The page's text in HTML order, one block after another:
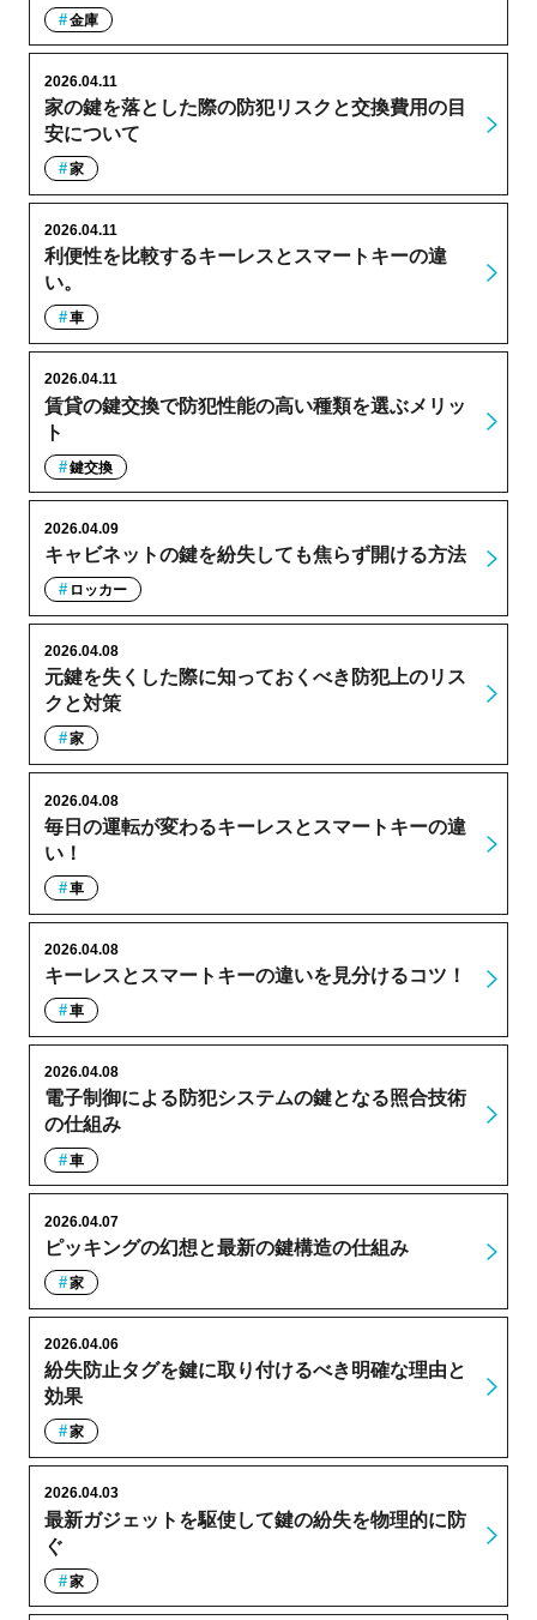
金庫
家の鍵を落とした際の防犯リスクと交換費用の目
安について
2026.04.11
家
利便性を比較するキーレスとスマートキーの違
い。
2026.04.11
車
賃貸の鍵交換で防犯性能の高い種類を選ぶメリッ
ト
2026.04.11
鍵交換
キャビネットの鍵を紛失しても焦らず開ける方法
2026.04.09
ロッカー
元鍵を失くした際に知っておくべき防犯上のリス
クと対策
2026.04.08
家
毎日の運転が変わるキーレスとスマートキーの違
い！
2026.04.08
車
キーレスとスマートキーの違いを見分けるコツ！
2026.04.08
車
電子制御による防犯システムの鍵となる照合技術
の仕組み
2026.04.08
車
ピッキングの幻想と最新の鍵構造の仕組み
2026.04.07
家
紛失防止タグを鍵に取り付けるべき明確な理由と
効果
2026.04.06
家
最新ガジェットを駆使して鍵の紛失を物理的に防
ぐ
2026.04.03
家